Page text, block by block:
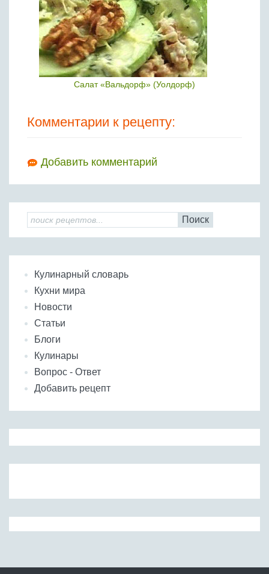
Салат «Вальдорф» (Уолдорф)
Комментарии к рецепту:
Добавить комментарий
Поиск
Кулинарный словарь
Кухни мира
Новости
Статьи
Блоги
Кулинары
Вопрос - Ответ
Добавить рецепт